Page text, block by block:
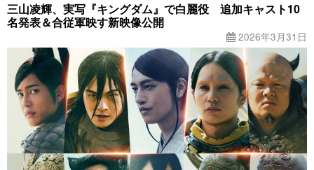
三山凌輝、実写『キングダム』で白麗役 追加キャスト10
名発表＆合従軍映す新映像公開
2026年3月31日